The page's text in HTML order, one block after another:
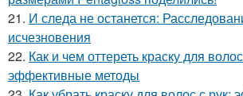
21. И следа не останется:
исчезновения
22. Как и чем оттереть краску для
эффективные методы